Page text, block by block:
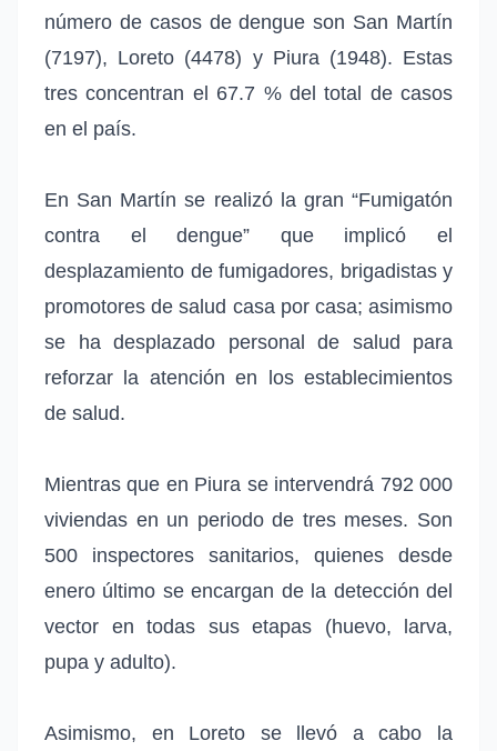
número de casos de dengue son San Martín
(7197), Loreto (4478) y Piura (1948). Estas
tres concentran el 67.7 % del total de casos
en el país.
En San Martín se realizó la gran “Fumigatón
contra el dengue” que implicó el
desplazamiento de fumigadores, brigadistas y
promotores de salud casa por casa; asimismo
se ha desplazado personal de salud para
reforzar la atención en los establecimientos
de salud.
Mientras que en Piura se intervendrá 792 000
viviendas en un periodo de tres meses. Son
500 inspectores sanitarios, quienes desde
enero último se encargan de la detección del
vector en todas sus etapas (huevo, larva,
pupa y adulto).
Asimismo, en Loreto se llevó a cabo la